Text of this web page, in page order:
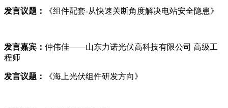
发言议题： 《组件配套-从快速关断角度解决电站安全隐患》
发言嘉宾： 仲伟佳——山东力诺光伏高科技有限公司 高级工
程师
发言议题： 《海上光伏组件研发方向》